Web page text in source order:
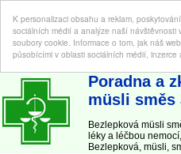
K personalizaci obsahu a reklam,
sociálních médií a analýze naší návštěvnosti
soubory cookie. Informace o tom, jak náš
působícími v oblasti sociálních médií, inzerce
ABC-LEKARNA.cz | Poradna a
Poradna a
müsli směs
Bezlepková müsli
léky a léčbou
Bezlepková, müsli,